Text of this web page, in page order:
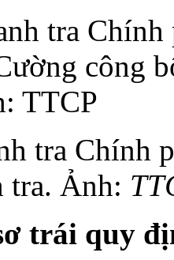
tra Chính
tra. Ảnh:
trái quy